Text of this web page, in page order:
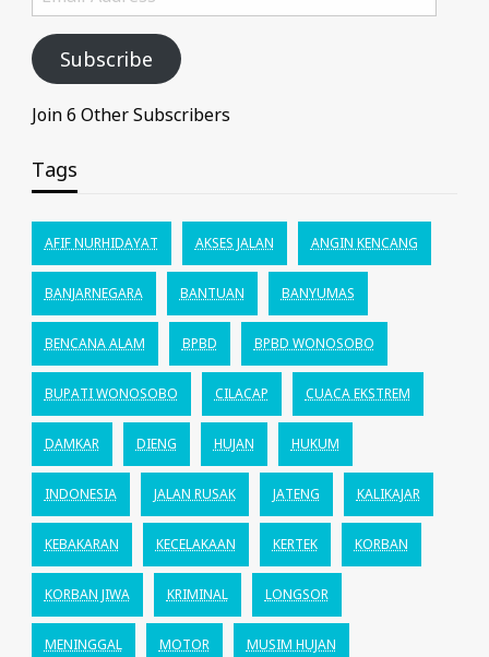
Address
Subscribe
Join 6 Other Subscribers
Tags
AFIF NURHIDAYAT AKSES JALAN ANGIN KENCANG
BANJARNEGARA BANTUAN BANYUMAS
BENCANA ALAM BPBD BPBD WONOSOBO
BUPATI WONOSOBO CILACAP CUACA EKSTREM
DAMKAR DIENG HUJAN HUKUM
INDONESIA JALAN RUSAK JATENG KALIKAJAR
KEBAKARAN KECELAKAAN KERTEK KORBAN
KORBAN JIWA KRIMINAL LONGSOR
MENINGGAL MOTOR MUSIM HUJAN